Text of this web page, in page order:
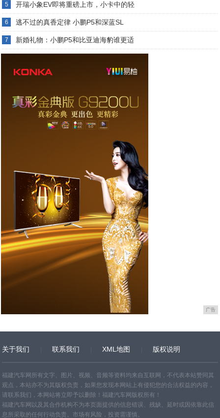
5 开瑞小象EV即将重磅上市，小卡中的轻
6 逃不过的真香定律 小鹏P5和深蓝SL
7 新婚礼物：小鹏P5和比亚迪海豹谁更适
广告
关于我们 联系我们 XML地图 版权说明
网站地图 TXT
福建汽车网所有文字、图片、视频、音频等资料均来自互联网，不代表本站赞同其
观点，本站亦不为其版权负责，如果您发现本网站上有侵犯您的合法权益的内容，
请联系我们，本网站将立即予以删除！福建汽车网版权所有！
福建汽车网以及其合作机构不为本页面提供的信息错误、残缺、延时或因依靠此信
息所采取的任何行动负责。市场有风险，投资需谨慎。